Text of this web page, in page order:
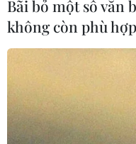
Bãi bỏ một số văn
không còn phù hợp